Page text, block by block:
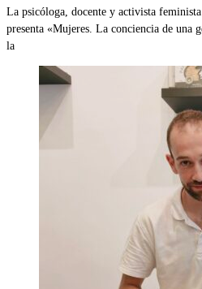
La psicóloga, docente y activista
presenta «Mujeres. La conciencia de una
la